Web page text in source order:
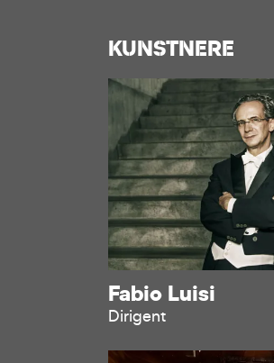
KUNSTNERE
Fabio Luisi
Dirigent